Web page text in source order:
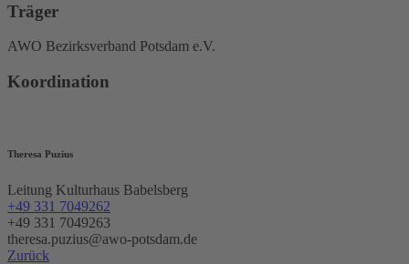
Träger
AWO Bezirksverband Potsdam e.V.
Koordination
Theresa Puzius
Leitung Kulturhaus Babelsberg
+49 331 7049262
+49 331 7049263
theresa.puzius@awo-potsdam.de
Zurück